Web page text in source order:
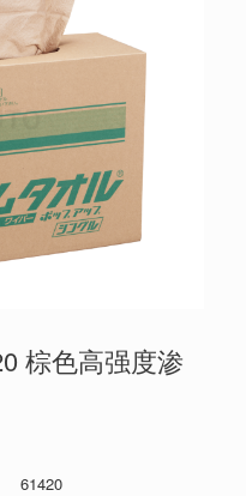
棕色高强度渗
61420